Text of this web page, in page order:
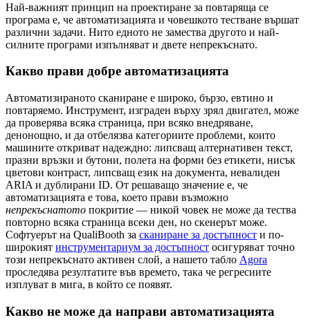
Най-важният принцип на проектиране за повтаряща се
програма е, че автоматизацията и човешкото тестване вършат
различни задачи. Нито едното не замества другото и най-
силните програми изпълняват и двете непрекъснато.
Какво прави добре автоматизацията
Автоматизираното сканиране е широко, бързо, евтино и
повтаряемо. Инструмент, изграден върху зрял двигател, може
да проверява всяка страница, при всяко внедряване,
денонощно, и да отбелязва категориите проблеми, които
машините откриват надеждно: липсващ алтернативен текст,
празни връзки и бутони, полета на форми без етикети, нисък
цветови контраст, липсващ език на документа, невалиден
ARIA и дублирани ID. От решаващо значение е, че
автоматизацията е това, което прави възможно
непрекъснатото покритие — никой човек не може да тества
повторно всяка страница всеки ден, но скенерът може.
Софтуерът на QualiBooth за сканиране за достъпност и по-
широкият инструментариум за достъпност осигуряват точно
този непрекъснато активен слой, а нашето табло Agora
проследява резултатите във времето, така че регресиите
изплуват в мига, в който се появят.
Какво не може да направи автоматизацията